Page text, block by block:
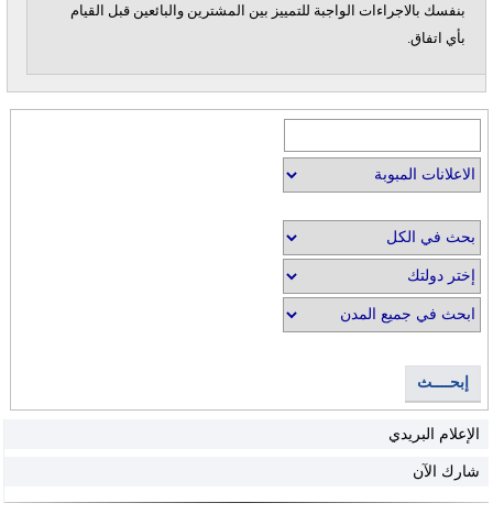
بنفسك بالاجراءات الواجبة للتمييز بين المشترين والبائعين قبل القيام
بأي اتفاق.
إبحــــث
الإعلام البريدي
شارك الآن